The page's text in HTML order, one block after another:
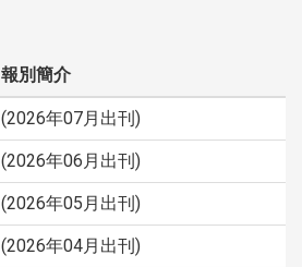
報別簡介
(2026年07月出刊)
(2026年06月出刊)
(2026年05月出刊)
(2026年04月出刊)